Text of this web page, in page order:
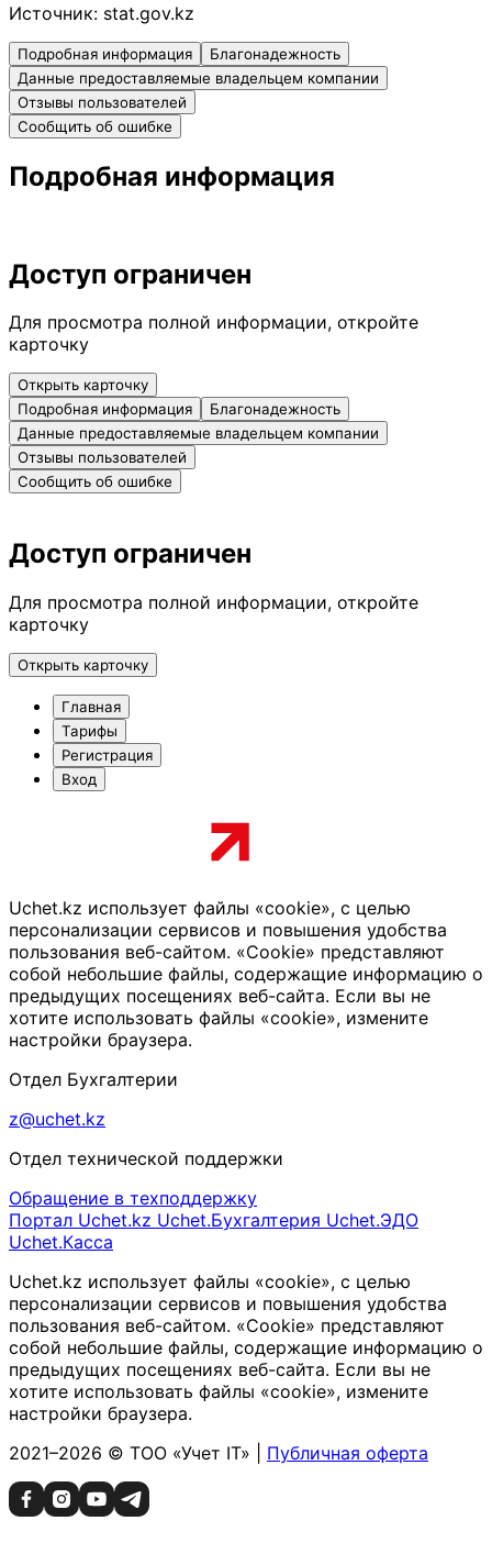
Источник: stat.gov.kz
Подробная информация
Благонадежность
Данные предоставляемые владельцем компании
Отзывы пользователей
Сообщить об ошибке
Подробная информация
Доступ ограничен
Для просмотра полной информации, откройте
карточку
Открыть карточку
Подробная информация
Благонадежность
Данные предоставляемые владельцем компании
Отзывы пользователей
Сообщить об ошибке
Доступ ограничен
Для просмотра полной информации, откройте
карточку
Открыть карточку
Главная
Тарифы
Регистрация
Вход
Uchet.kz использует файлы «cookie», с целью
персонализации сервисов и повышения удобства
пользования веб-сайтом. «Cookie» представляют
собой небольшие файлы, содержащие информацию о
предыдущих посещениях веб-сайта. Если вы не
хотите использовать файлы «cookie», измените
настройки браузера.
Отдел Бухгалтерии
z@uchet.kz
Отдел технической поддержки
Обращение в техподдержку
Портал Uchet.kz Uchet.Бухгалтерия Uchet.ЭДО
Uchet.Касса
Uchet.kz использует файлы «cookie», с целью
персонализации сервисов и повышения удобства
пользования веб-сайтом. «Cookie» представляют
собой небольшие файлы, содержащие информацию о
предыдущих посещениях веб-сайта. Если вы не
хотите использовать файлы «cookie», измените
настройки браузера.
2021–2026 © ТОО «Учет IT» | Публичная оферта